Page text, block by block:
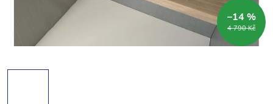
4 790 Kč
–14 %